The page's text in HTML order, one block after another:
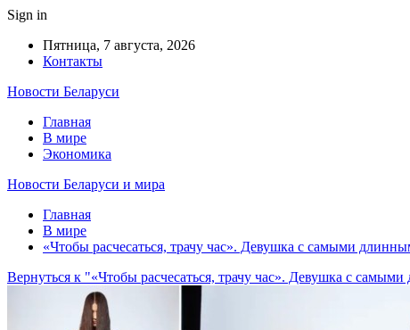
Sign in
Пятница, 7 августа, 2026
Контакты
Новости Беларуси
Главная
В мире
Экономика
Новости Беларуси и мира
Главная
В мире
«Чтобы расчесаться, трачу час». Девушка с самыми
Вернуться к "«Чтобы расчесаться, трачу час». Девушка с